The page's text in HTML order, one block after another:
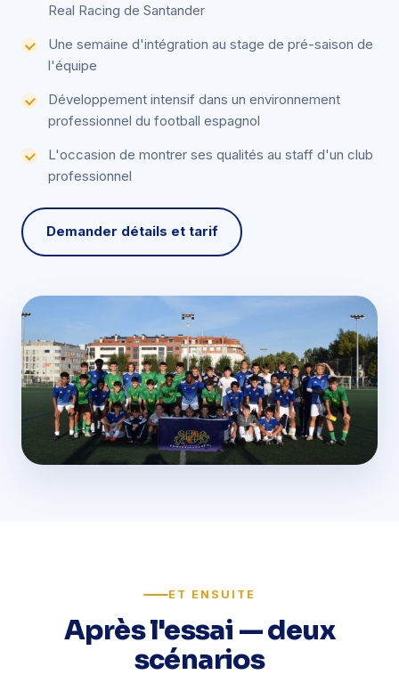
Real Racing de Santander
Une semaine d'intégration au stage de pré-saison de
l'équipe
Développement intensif dans un environnement
professionnel du football espagnol
L'occasion de montrer ses qualités au staff d'un club
professionnel
Demander détails et tarif
ET ENSUITE
Après l'essai — deux
scénarios